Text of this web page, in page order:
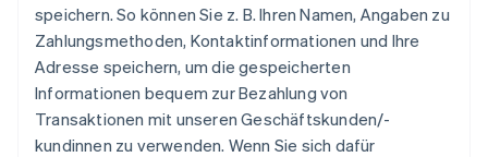
speichern. So können Sie z. B. Ihren Namen, Angaben zu
Zahlungsmethoden, Kontaktinformationen und Ihre
Adresse speichern, um die gespeicherten
Informationen bequem zur Bezahlung von
Transaktionen mit unseren Geschäftskunden/-
kundinnen zu verwenden. Wenn Sie sich dafür